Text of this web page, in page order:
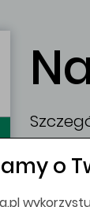
Do
o